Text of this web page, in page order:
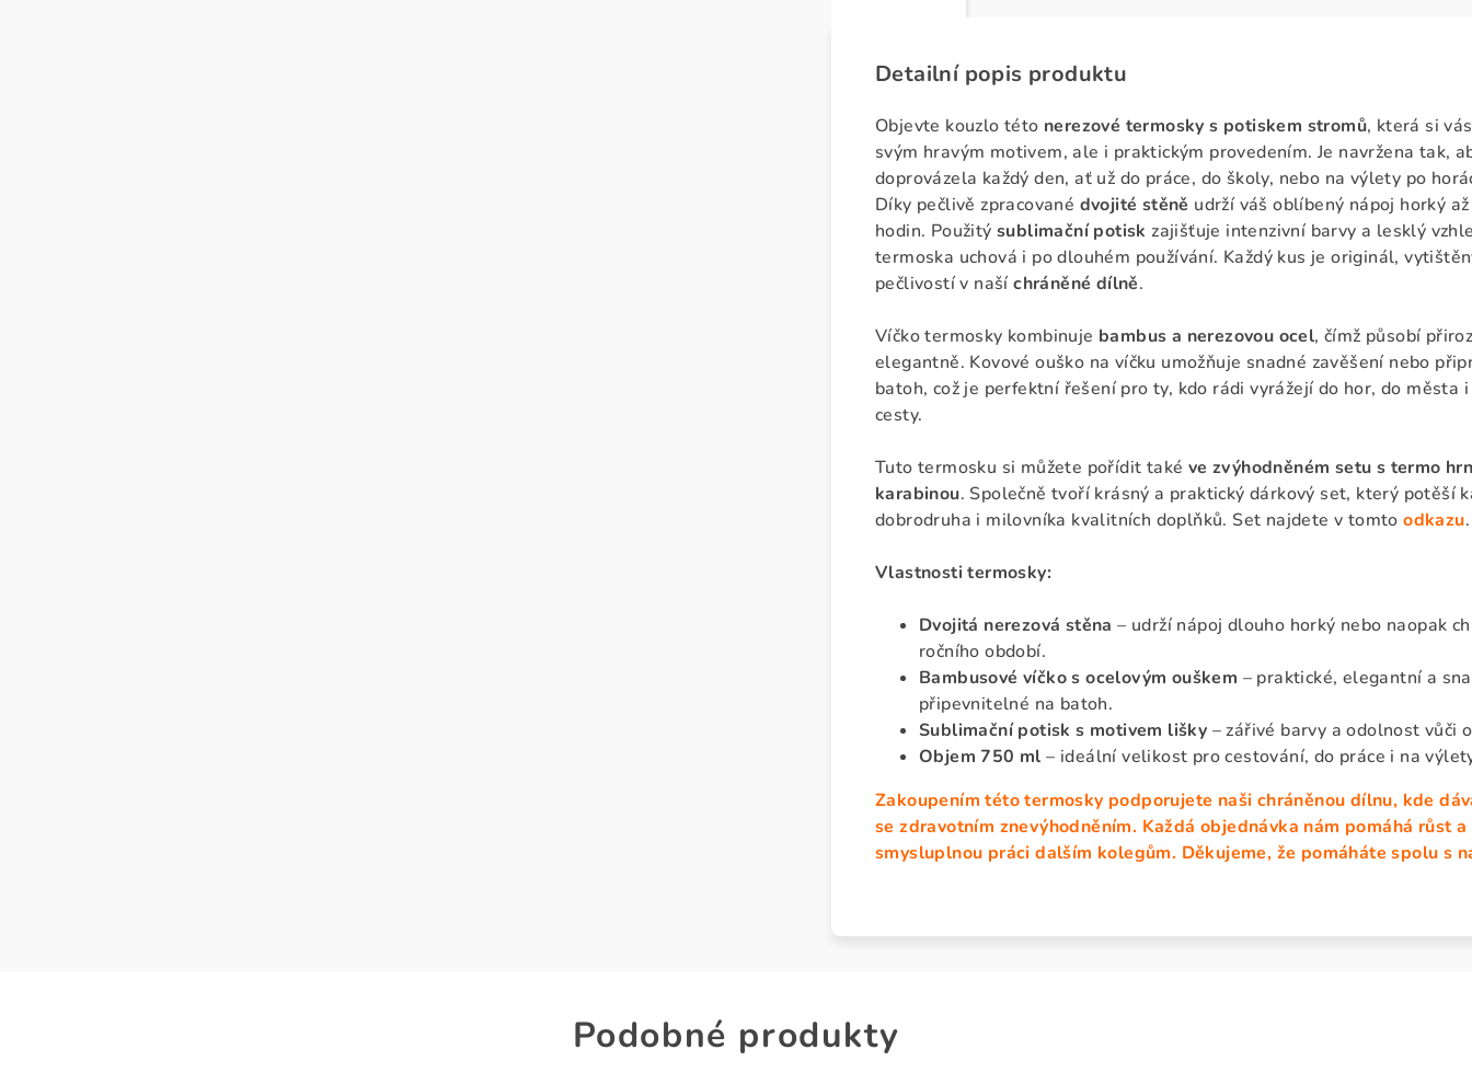
Detailní popis produktu
Objevte kouzlo této nerezové termosky s potiskem stromů, která si
svým hravým motivem, ale i praktickým provedením. Je navržena tak,
doprovázela každý den, ať už do práce, do školy, nebo na výlety po
Díky pečlivě zpracované dvojité stěně udrží váš oblíbený nápoj horký
hodin. Použitýsublimační potisk zajišťuje intenzivní barvy a lesklý
termoska uchová i po dlouhém používání. Každý kus je originál,
pečlivostí v našíchráněné dílně.
Víčko termosky kombinuje bambus a nerezovou ocel, čímž působí
elegantně. Kovové ouško na víčku umožňuje snadné zavěšení nebo
batoh, což je perfektní řešení pro ty, kdo rádi vyrážejí do hor, do města
cesty.
Tuto termosku si můžete pořídit také ve zvýhodněném setu s termo
karabinou. Společně tvoří krásný a praktický dárkový set, který potěší
dobrodruha i milovníka kvalitních doplňků. Set najdete v tomtoodkazu
Vlastnosti termosky:
Dvojitá nerezová stěna – udrží nápoj dlouho horký nebo naopak
ročního období.
Bambusové víčko s ocelovým ouškem – praktické, elegantní a
připevnitelné na batoh.
Sublimační potisk s motivem lišky – zářivé barvy a odolnost vůči
Objem 750 ml – ideální velikost pro cestování, do práce i na
Zakoupením této termosky podporujete naši chráněnou dílnu, kde
se zdravotním znevýhodněním. Každá objednávka nám pomáhá růst a
smysluplnou práci dalším kolegům. Děkujeme, že pomáháte spolu s
Podobné produkty